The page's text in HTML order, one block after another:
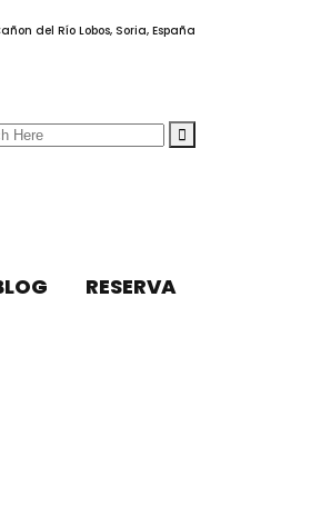
del Río Lobos, Soria, España
RESERVA